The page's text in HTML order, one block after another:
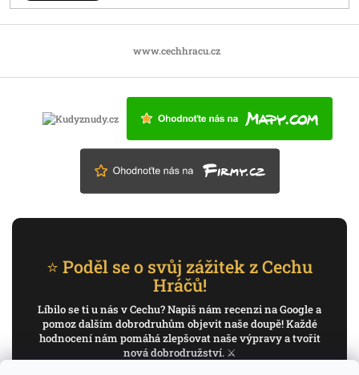
www.cechhracu.cz
⭐ Poděl se o svůj zážitek z Cechu
Hráčů!
Líbilo se ti u nás v Cechu? Napiš nám recenzi na Google a
pomoz dalším dobrodruhům objevit naše doupě! Každé
hodnocení nám pomáhá zlepšovat naše výpravy a tvořit
nová dobrodružství. ⚔️